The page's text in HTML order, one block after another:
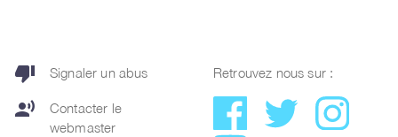
thumb_down Signaler un abus
record_voice_over
Contacter le
webmaster
Retrouvez nous sur :